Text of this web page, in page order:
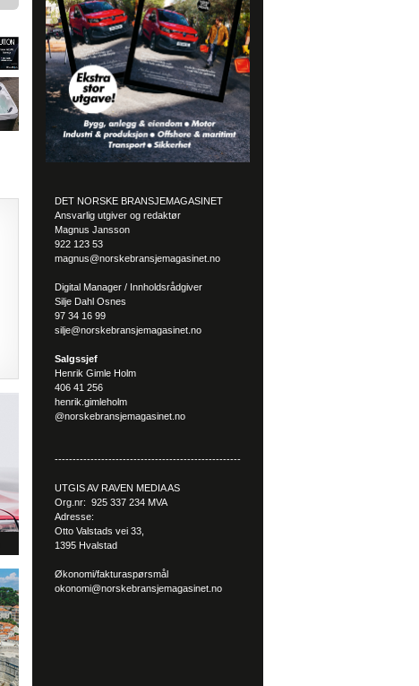
DET NORSKE BRANSJEMAGASINET
Ansvarlig utgiver og redaktør
Magnus Jansson
922 123 53
magnus@norskebransjemagasinet.no
Digital Manager / Innholdsrådgiver
Silje Dahl Osnes
97 34 16 99
silje@norskebransjemagasinet.no
Salgssjef
Henrik Gimle Holm
406 41 256
henrik.gimleholm
@norskebransjemagasinet.no
----------------------------------------------------
UTGIS AV RAVEN MEDIA AS
Org.nr: 925 337 234 MVA
Adresse:
Otto Valstads vei 33,
1395 Hvalstad
Økonomi/fakturaspørsmål
okonomi@norskebransjemagasinet.no